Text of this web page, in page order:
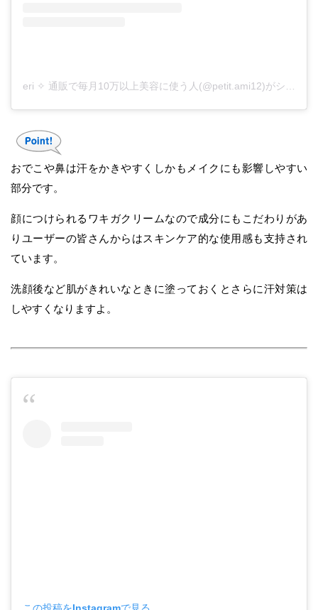
おでこや鼻は汗をかきやすくしかもメイクにも影響しやすい
部分です。
顔につけられるワキガクリームなので成分にもこだわりがあ
りユーザーの皆さんからはスキンケア的な使用感も支持され
ています。
洗顔後など肌がきれいなときに塗っておくとさらに汗対策は
しやすくなりますよ。
この投稿をInstagramで見る